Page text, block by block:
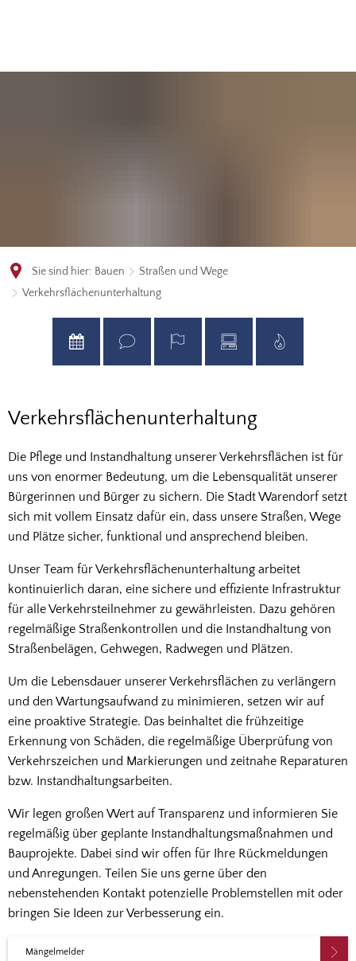
Sie sind hier: Bauen
Straßen und Wege
Verkehrsflächenunterhaltung
Verkehrsflächenunterhaltung
Verkehrsflächenunterhaltung
Die Pflege und Instandhaltung unserer Verkehrsflächen ist für
uns von enormer Bedeutung, um die Lebensqualität unserer
Bürgerinnen und Bürger zu sichern. Die Stadt Warendorf setzt
sich mit vollem Einsatz dafür ein, dass unsere Straßen, Wege
und Plätze sicher, funktional und ansprechend bleiben.
Unser Team für Verkehrsflächenunterhaltung arbeitet
kontinuierlich daran, eine sichere und effiziente Infrastruktur
für alle Verkehrsteilnehmer zu gewährleisten. Dazu gehören
regelmäßige Straßenkontrollen und die Instandhaltung von
Straßenbelägen, Gehwegen, Radwegen und Plätzen.
Um die Lebensdauer unserer Verkehrsflächen zu verlängern
und den Wartungsaufwand zu minimieren, setzen wir auf
eine proaktive Strategie. Das beinhaltet die frühzeitige
Erkennung von Schäden, die regelmäßige Überprüfung von
Verkehrszeichen und Markierungen und zeitnahe Reparaturen
bzw. Instandhaltungsarbeiten.
Wir legen großen Wert auf Transparenz und informieren Sie
regelmäßig über geplante Instandhaltungsmaßnahmen und
Bauprojekte. Dabei sind wir offen für Ihre Rückmeldungen
und Anregungen. Teilen Sie uns gerne über den
nebenstehenden Kontakt potenzielle Problemstellen mit oder
bringen Sie Ideen zur Verbesserung ein.
Mängelmelder